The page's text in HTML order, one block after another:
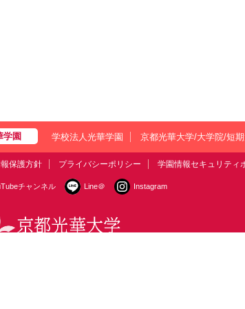
学校法人光華学園 京都光華大学/大学院/短
保護方針 プライバシーポリシー 学園情報セキュリティ
チャンネル Line＠ Instagram